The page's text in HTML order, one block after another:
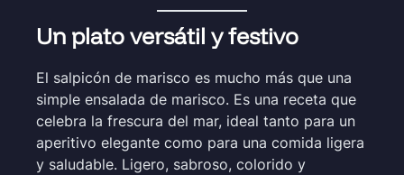
Un plato versátil y festivo
El salpicón de marisco es mucho más que una
simple ensalada de marisco. Es una receta que
celebra la frescura del mar, ideal tanto para un
aperitivo elegante como para una comida ligera
y saludable. Ligero, sabroso, colorido y